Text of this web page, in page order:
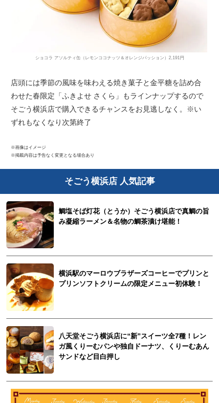
ショコラ アソルティ缶（レモンココナッツ＆オレンジパッション）2,191円
店頭には季節の風味を味わえる焼き菓子と金平糖を詰め合
わせた春限定「ふきよせ さくら」もラインナップするので
そごう横浜店で購入できるチャンスをお見逃しなく。※い
ずれもなくなり次第終了
※画像はイメージ
※掲載内容は予告なく変更となる場合あり
そごう横浜店 人気記事
鯛塩そば灯花（とうか）そごう横浜店で真鯛の旨
み凝縮ラーメン＆名物の鯛茶漬け堪能！
横浜駅のマーロウブラザーズコーヒーでプリンと
プリンソフトクリームの限定メニュー初体験！
八天堂そごう横浜店に“新”スイーツ全7種！レン
ガ風くりーむパンや独自ドーナツ、くりーむあん
サンドなど目白押し